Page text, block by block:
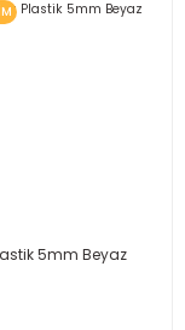
5mm Beyaz